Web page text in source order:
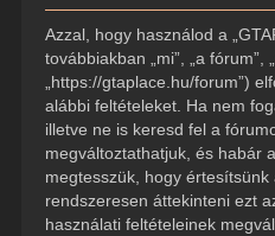
Azzal, hogy használod a
továbbiakban „mi”, „a fórum”,
„https://gtaplace.hu/forum”)
alábbi feltételeket. Ha nem
illetve ne is keresd fel a
megváltoztathatjuk, és habár
megtesszük, hogy
rendszeresen áttekinteni ezt
használati feltételeinek